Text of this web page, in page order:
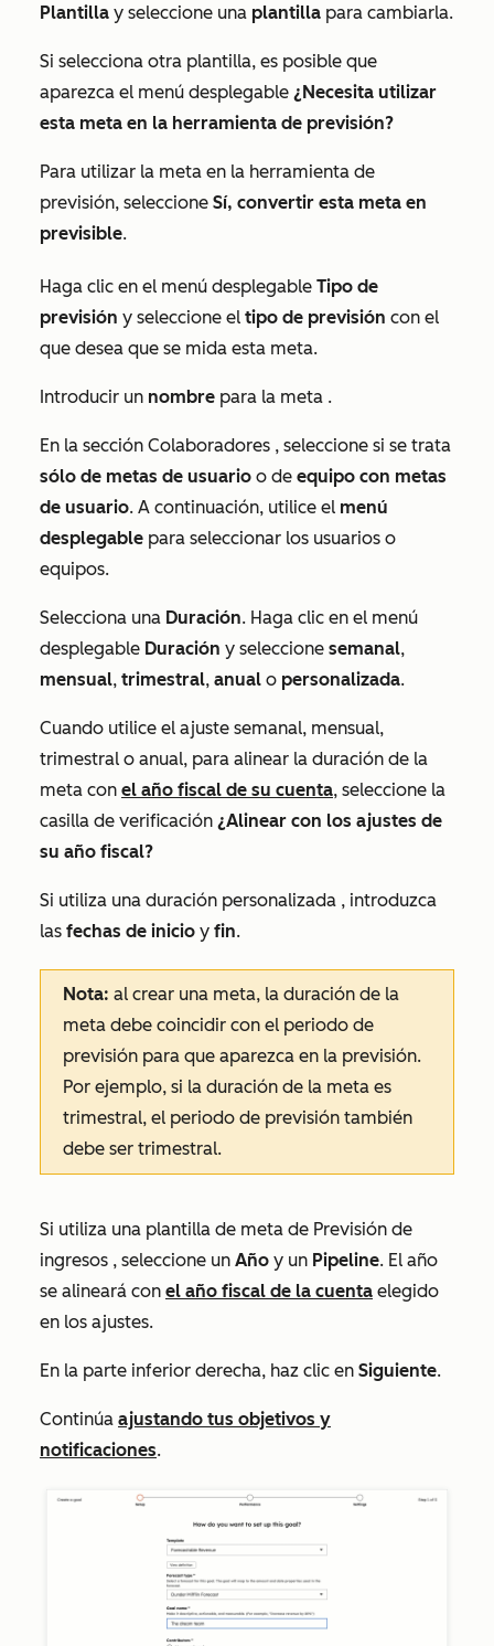
Plantilla y seleccione una plantilla para cambiarla.
Si selecciona otra plantilla, es posible que
aparezca el menú desplegable ¿Necesita utilizar
esta meta en la herramienta de previsión?
Para utilizar la meta en la herramienta de
previsión, seleccione Sí, convertir esta meta en
previsible.
Haga clic en el menú desplegable Tipo de
previsión y seleccione el tipo de previsión con el
que desea que se mida esta meta.
Introducir un nombre para la meta .
En la sección Colaboradores , seleccione si se trata
sólo de metas de usuario o de equipo con metas
de usuario. A continuación, utilice el menú
desplegable para seleccionar los usuarios o
equipos.
Selecciona una Duración. Haga clic en el menú
desplegable Duración y seleccione semanal,
mensual, trimestral, anual o personalizada.
Cuando utilice el ajuste semanal, mensual,
trimestral o anual, para alinear la duración de la
meta con el año fiscal de su cuenta, seleccione la
casilla de verificación ¿Alinear con los ajustes de
su año fiscal?
Si utiliza una duración personalizada , introduzca
las fechas de inicio y fin.
Nota: al crear una meta, la duración de la
meta debe coincidir con el periodo de
previsión para que aparezca en la previsión.
Por ejemplo, si la duración de la meta es
trimestral, el periodo de previsión también
debe ser trimestral.
Si utiliza una plantilla de meta de Previsión de
ingresos , seleccione un Año y un Pipeline. El año
se alineará con el año fiscal de la cuenta elegido
en los ajustes.
En la parte inferior derecha, haz clic en Siguiente.
Continúa ajustando tus objetivos y
notificaciones.